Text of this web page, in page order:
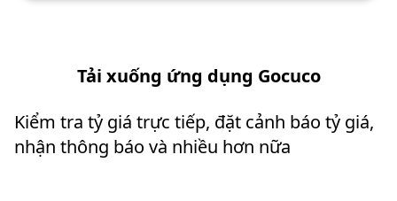
Tải xuống ứng dụng Gocuco
Kiểm tra tỷ giá trực tiếp, đặt cảnh báo tỷ giá,
nhận thông báo và nhiều hơn nữa